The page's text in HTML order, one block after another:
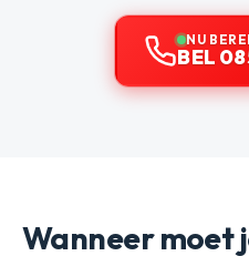
NU
BEL
Wanneer moet